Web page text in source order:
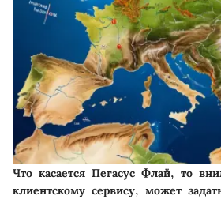
Что касается Пегасус Флай, то
клиентскому сервису, может